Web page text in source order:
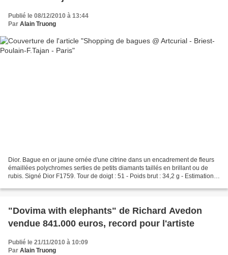
Publié le 08/12/2010 à 13:44
Par Alain Truong
Dior. Bague en or jaune ornée d'une citrine dans un encadrement de fleurs
émaillées polychromes serties de petits diamants taillés en brillant ou de
rubis. Signé Dior F1759. Tour de doigt : 51 - Poids brut : 34,2 g - Estimation :
"Dovima with elephants" de Richard Avedon
vendue 841.000 euros, record pour l'artiste
Publié le 21/11/2010 à 10:09
Par Alain Truong